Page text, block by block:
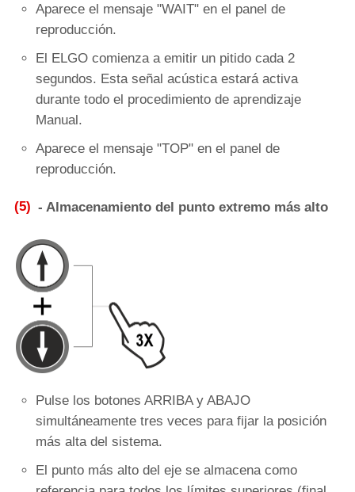
Aparece el mensaje "WAIT" en el panel de
reproducción.
El ELGO comienza a emitir un pitido cada 2
segundos. Esta señal acústica estará activa
durante todo el procedimiento de aprendizaje
Manual.
Aparece el mensaje "TOP" en el panel de
reproducción.
(5) - Almacenamiento del punto extremo más alto
Pulse los botones ARRIBA y ABAJO
simultáneamente tres veces para fijar la posición
más alta del sistema.
El punto más alto del eje se almacena como